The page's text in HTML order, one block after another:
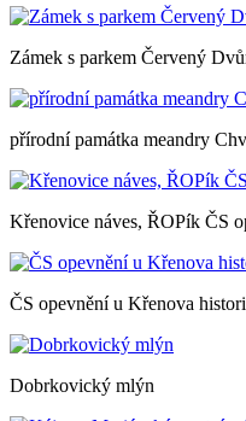
Zámek s parkem Červený
přírodní památka meandry
Křenovice náves, ŘOPík ČS
ČS opevnění u Křenova
Dobrkovický mlýn